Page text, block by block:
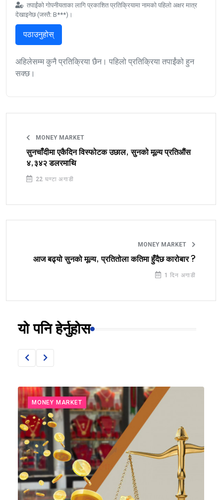
तपाईंको गोपनीयताका लागि प्रकाशित प्रतिक्रियामा नामको पहिलो अक्षर मात्र
देखाइनेछ (जस्तै: B***)।
पठाउनुहोस्
अहिलेसम्म कुनै प्रतिक्रिया छैन। पहिलो प्रतिक्रिया तपाईंको हुन
सक्छ।
MONEY MARKET
सुनचाँदीमा एकैदिन विस्फोटक उछाल, सुनको मूल्य प्रतिऔंस
४,३४२ डलरमाथि
22 घण्टा अगाडी
MONEY MARKET
आज बढ्यो सुनको मूल्य, प्रतितोला कतिमा हुँदैछ कारोबार ?
1 दिन अगाडी
यो पनि हेर्नुहोस
MONEY MARKET